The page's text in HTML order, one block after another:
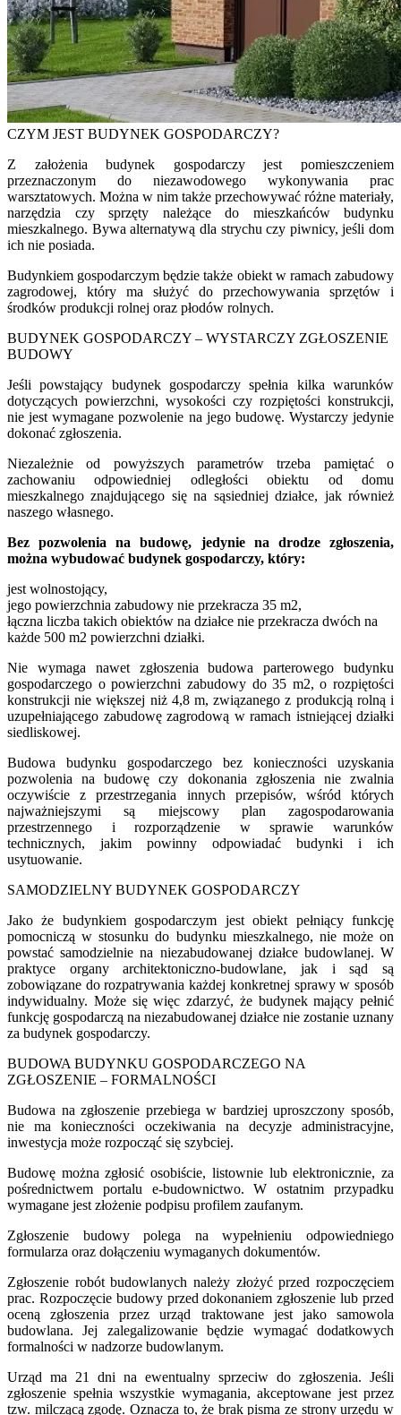
CZYM JEST BUDYNEK GOSPODARCZY?
Z założenia budynek gospodarczy jest pomieszczeniem
przeznaczonym do niezawodowego wykonywania prac
warsztatowych. Można w nim także przechowywać różne materiały,
narzędzia czy sprzęty należące do mieszkańców budynku
mieszkalnego. Bywa alternatywą dla strychu czy piwnicy, jeśli dom
ich nie posiada.
Budynkiem gospodarczym będzie także obiekt w ramach zabudowy
zagrodowej, który ma służyć do przechowywania sprzętów i
środków produkcji rolnej oraz płodów rolnych.
BUDYNEK GOSPODARCZY – WYSTARCZY ZGŁOSZENIE
BUDOWY
Jeśli powstający budynek gospodarczy spełnia kilka warunków
dotyczących powierzchni, wysokości czy rozpiętości konstrukcji,
nie jest wymagane pozwolenie na jego budowę. Wystarczy jedynie
dokonać zgłoszenia.
Niezależnie od powyższych parametrów trzeba pamiętać o
zachowaniu odpowiedniej odległości obiektu od domu
mieszkalnego znajdującego się na sąsiedniej działce, jak również
naszego własnego.
Bez pozwolenia na budowę, jedynie na drodze zgłoszenia,
można wybudować budynek gospodarczy, który:
jest wolnostojący,
jego powierzchnia zabudowy nie przekracza 35 m2,
łączna liczba takich obiektów na działce nie przekracza dwóch na
każde 500 m2 powierzchni działki.
Nie wymaga nawet zgłoszenia budowa parterowego budynku
gospodarczego o powierzchni zabudowy do 35 m2, o rozpiętości
konstrukcji nie większej niż 4,8 m, związanego z produkcją rolną i
uzupełniającego zabudowę zagrodową w ramach istniejącej działki
siedliskowej.
Budowa budynku gospodarczego bez konieczności uzyskania
pozwolenia na budowę czy dokonania zgłoszenia nie zwalnia
oczywiście z przestrzegania innych przepisów, wśród których
najważniejszymi są miejscowy plan zagospodarowania
przestrzennego i rozporządzenie w sprawie warunków
technicznych, jakim powinny odpowiadać budynki i ich
usytuowanie.
SAMODZIELNY BUDYNEK GOSPODARCZY
Jako że budynkiem gospodarczym jest obiekt pełniący funkcję
pomocniczą w stosunku do budynku mieszkalnego, nie może on
powstać samodzielnie na niezabudowanej działce budowlanej. W
praktyce organy architektoniczno-budowlane, jak i sąd są
zobowiązane do rozpatrywania każdej konkretnej sprawy w sposób
indywidualny. Może się więc zdarzyć, że budynek mający pełnić
funkcję gospodarczą na niezabudowanej działce nie zostanie uznany
za budynek gospodarczy.
BUDOWA BUDYNKU GOSPODARCZEGO NA
ZGŁOSZENIE – FORMALNOŚCI
Budowa na zgłoszenie przebiega w bardziej uproszczony sposób,
nie ma konieczności oczekiwania na decyzje administracyjne,
inwestycja może rozpocząć się szybciej.
Budowę można zgłosić osobiście, listownie lub elektronicznie, za
pośrednictwem portalu e-budownictwo. W ostatnim przypadku
wymagane jest złożenie podpisu profilem zaufanym.
Zgłoszenie budowy polega na wypełnieniu odpowiedniego
formularza oraz dołączeniu wymaganych dokumentów.
Zgłoszenie robót budowlanych należy złożyć przed rozpoczęciem
prac. Rozpoczęcie budowy przed dokonaniem zgłoszenie lub przed
oceną zgłoszenia przez urząd traktowane jest jako samowola
budowlana. Jej zalegalizowanie będzie wymagać dodatkowych
formalności w nadzorze budowlanym.
Urząd ma 21 dni na ewentualny sprzeciw do zgłoszenia. Jeśli
zgłoszenie spełnia wszystkie wymagania, akceptowane jest przez
tzw. milczącą zgodę. Oznacza to, że brak pisma ze strony urzędu w